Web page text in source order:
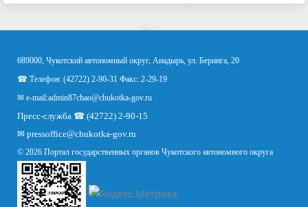
689000, Чукотский автономный округ, Анадырь, ул. Беринга, 20
☎ Телефон: (42722) 2-90-31 Факс: 2-29-19
✉ e-mail:admin87chao@chukotka-gov.ru
Пресс-служба ☎ (42722) 2-90-15
✉ pressoffice@chukotka-gov.ru
© 2026 Портал государственных органов Чукотского автономного округа